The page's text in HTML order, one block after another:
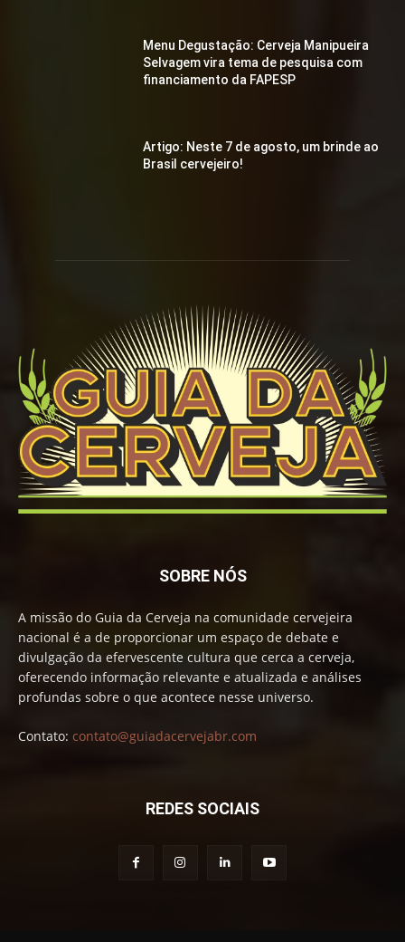
Menu Degustação: Cerveja Manipueira
Selvagem vira tema de pesquisa com
financiamento da FAPESP
Artigo: Neste 7 de agosto, um brinde ao
Brasil cervejeiro!
SOBRE NÓS
A missão do Guia da Cerveja na comunidade cervejeira
nacional é a de proporcionar um espaço de debate e
divulgação da efervescente cultura que cerca a cerveja,
oferecendo informação relevante e atualizada e análises
profundas sobre o que acontece nesse universo.
Contato: contato@guiadacervejabr.com
REDES SOCIAIS